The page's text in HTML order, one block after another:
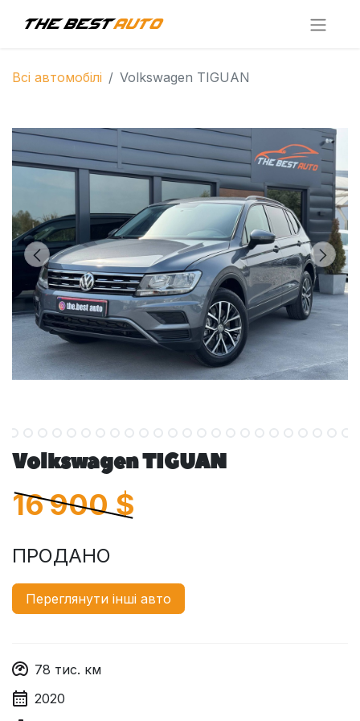
Всі автомобілі Volkswagen TIGUAN
Volkswagen TIGUAN
16 900$
ПРОДАНО
Переглянути інші авто
78 тис. км
2020